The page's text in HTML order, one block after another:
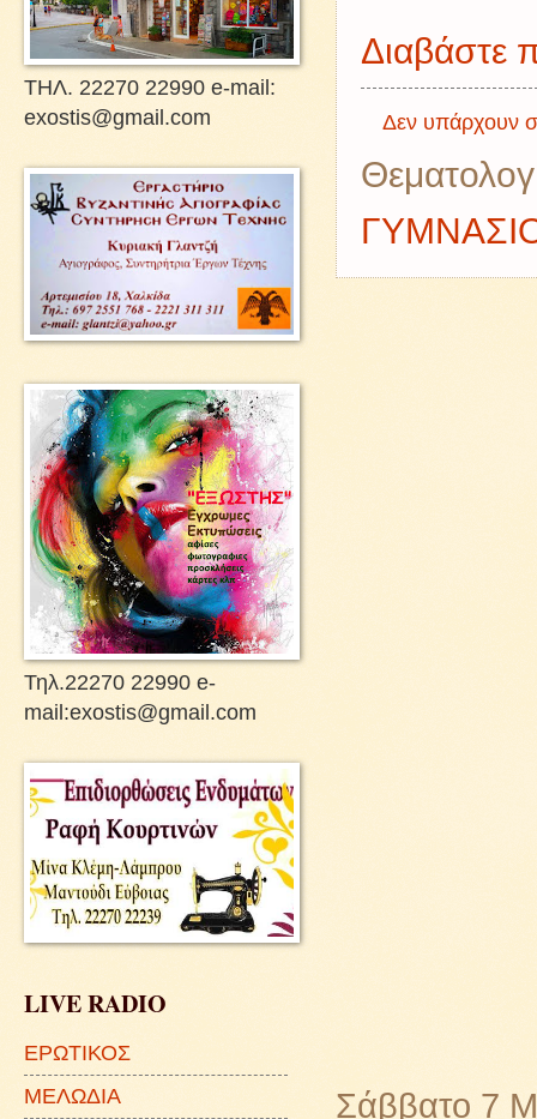
Διαβάστε
Δεν υπάρχουν
Σάββατο 7
ΤΗΛ. 22270 22990 e-mail:
exostis@gmail.com
Τηλ.22270 22990 e-
mail:exostis@gmail.com
LIVE RADIO
ΕΡΩΤΙΚΟΣ
ΜΕΛΩΔΙΑ